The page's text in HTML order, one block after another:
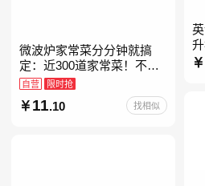
微波炉家常菜分分钟就搞
定：近300道家常菜！不开
火、零油烟！蒸、煮、炒、
烤、焗……全彩印刷+步骤
图解，让美味跃然眼前、操
自营 限时抢
11 .10 找相似